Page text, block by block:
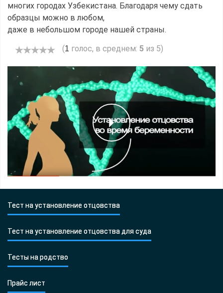
многих городах Узбекистана. Благодаря чему сдать
образцы можно в любом,
даже в небольшом городе нашей страны.
(1 голос, в среднем: 5 из 5)
Тест на установление отцовства
Тест на установление отцовства для суда
Тесты на родство
Прайс лист